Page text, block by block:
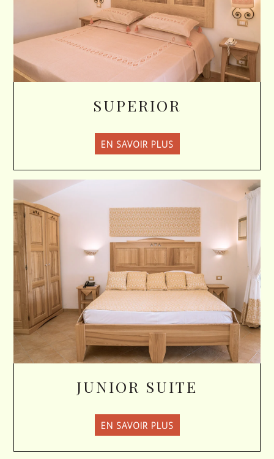
SUPERIOR
EN SAVOIR PLUS
JUNIOR SUITE
EN SAVOIR PLUS